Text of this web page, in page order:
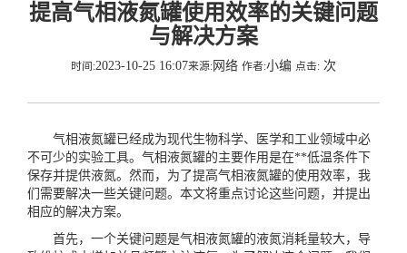
提高气相液氮罐使用效率的关键问题
与解决方案
时间:2023-10-25 16:07来源:网络 作者:小编 点击: 次
气相液氮罐已经成为现代生物科学、医学和工业领域中必
不可少的实验工具。气相液氮罐的主要作用是在**低温条件下
保存并提供液氮。然而，为了提高气相液氮罐的使用效率，我
们需要解决一些关键问题。本文将重点讨论这些问题，并提出
相应的解决方案。
首先，一个关键问题是气相液氮罐的液氮消耗量较大，导